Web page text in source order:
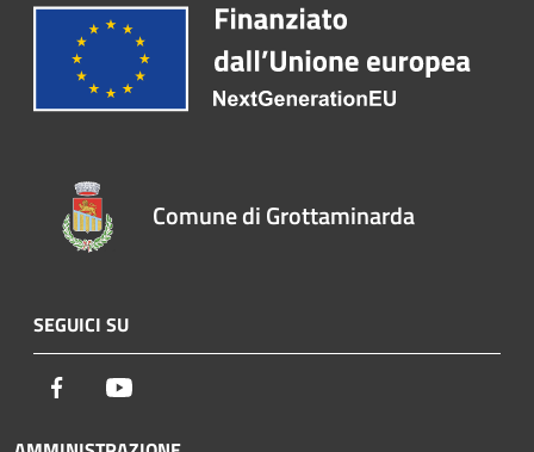
Comune di Grottaminarda
SEGUICI SU
Facebook